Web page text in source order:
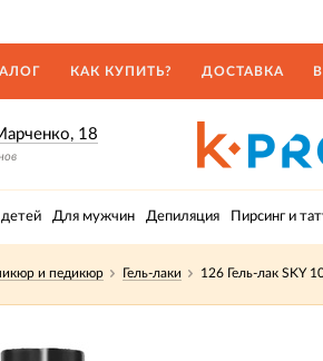
КАК КУПИТЬ? ДОСТАВКА
18
Для мужчин Депиляция Пирсинг и
и педикюр Гель-лаки 126 Гель-лак SKY